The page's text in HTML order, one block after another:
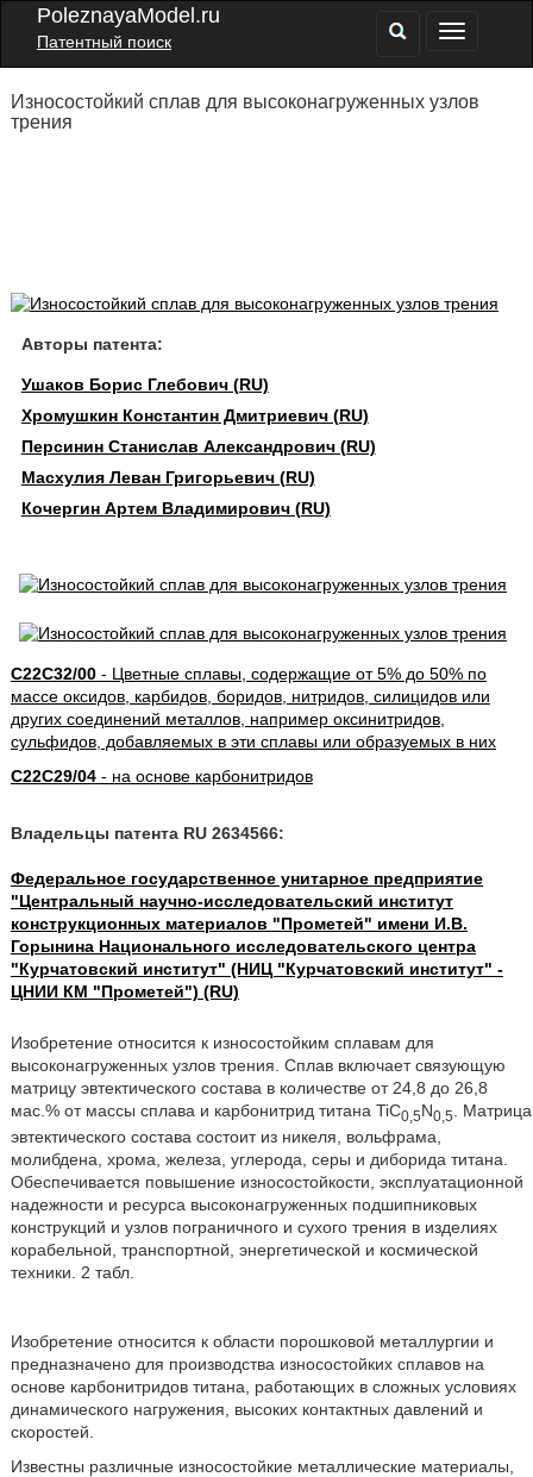
PoleznayaModel.ru
Патентный поиск
Износостойкий сплав для высоконагруженных узлов
трения
Авторы патента:
Ушаков Борис Глебович (RU)
Хромушкин Константин Дмитриевич (RU)
Персинин Станислав Александрович (RU)
Масхулия Леван Григорьевич (RU)
Кочергин Артем Владимирович (RU)
C22C32/00- Цветные сплавы, содержащие от 5% до 50% по
массе оксидов, карбидов, боридов, нитридов, силицидов или
других соединений металлов, например оксинитридов,
сульфидов, добавляемых в эти сплавы или образуемых в них
C22C29/04- на основе карбонитридов
Владельцы патента RU 2634566:
Федеральное государственное унитарное предприятие
"Центральный научно-исследовательский институт
конструкционных материалов "Прометей" имени И.В.
Горынина Национального исследовательского центра
"Курчатовский институт" (НИЦ "Курчатовский институт" -
ЦНИИ КМ "Прометей") (RU)
Изобретение относится к износостойким сплавам для
высоконагруженных узлов трения. Сплав включает связующую
матрицу эвтектического состава в количестве от 24,8 до 26,8
мас.% от массы сплава и карбонитрид титана TiC0,5N0,5
. Матрица
эвтектического состава состоит из никеля, вольфрама,
молибдена, хрома, железа, углерода, серы и диборида титана.
Обеспечивается повышение износостойкости, эксплуатационной
надежности и ресурса высоконагруженных подшипниковых
конструкций и узлов пограничного и сухого трения в изделиях
корабельной, транспортной, энергетической и космической
техники. 2 табл.
Изобретение относится к области порошковой металлургии и
предназначено для производства износостойких сплавов на
основе карбонитридов титана, работающих в сложных условиях
динамического нагружения, высоких контактных давлений и
скоростей.
Известны различные износостойкие металлические материалы,